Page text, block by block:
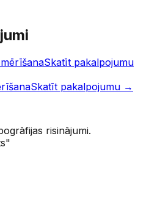
Skatīt pakalpojumu
Skatīt pakalpojumu →
risinājumi.